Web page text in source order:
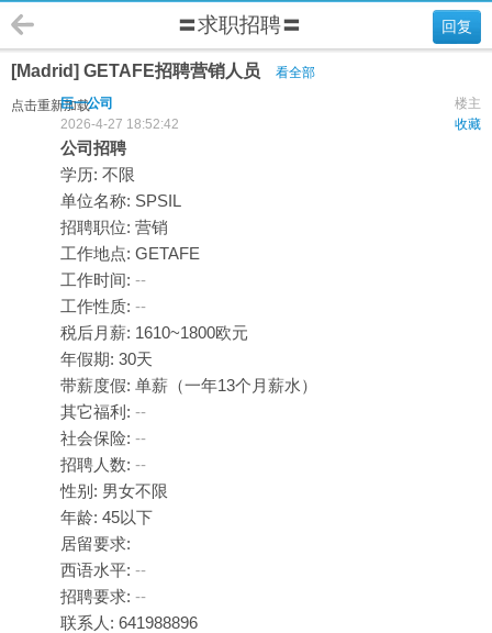
回复
〓求职招聘〓
[Madrid] GETAFE招聘营销人员 看全部
点击重新加载 楼主
巨一公司
收藏
2026-4-27 18:52:42
公司招聘
学历: 不限
单位名称: SPSIL
招聘职位: 营销
工作地点: GETAFE
工作时间: --
工作性质: --
税后月薪: 1610~1800欧元
年假期: 30天
带薪度假: 单薪（一年13个月薪水）
其它福利: --
社会保险: --
招聘人数: --
性别: 男女不限
年龄: 45以下
居留要求:
西语水平: --
招聘要求: --
联系人: 641988896